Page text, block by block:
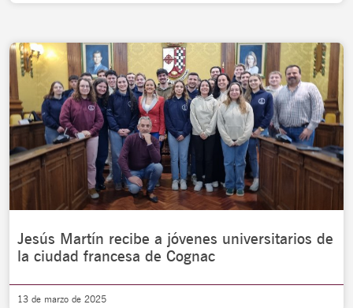
Jesús Martín recibe a jóvenes universitarios de
la ciudad francesa de Cognac
13 de marzo de 2025